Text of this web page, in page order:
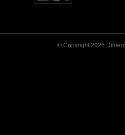
© Copyright 2026